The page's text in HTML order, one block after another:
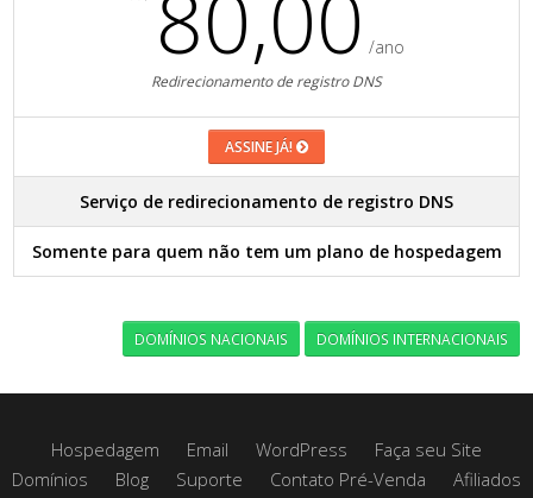
/ano
Redirecionamento de registro DNS
ASSINE JÁ!
Serviço de redirecionamento de registro DNS
Somente para quem não tem um plano de hospedagem
DOMÍNIOS NACIONAIS DOMÍNIOS INTERNACIONAIS
Hospedagem Email WordPress
Faça seu Site
Domínios
Blog Suporte Contato Pré-Venda
Afiliados